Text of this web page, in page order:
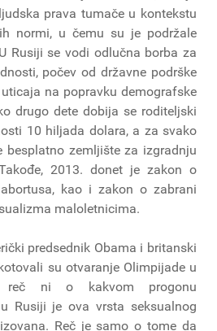
prava tumače u kontekstu
normi, u čemu su je podržale
Rusiji se vodi odlučna borba za
počev od državne podrške
na popravku demografske
drugo dete dobija se roditeljski
10 hiljada dolara, a za svako
besplatno zemljište za izgradnju
2013. donet je zakon o
kao i zakon o zabrani
maloletnicima.
predsednik Obama i britanski
su otvaranje Olimpijade u
reč ni o kakvom progonu
Rusiji je ova vrsta seksualnog
Reč je samo o tome da